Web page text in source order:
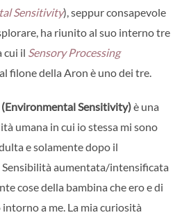
Sensitivity), seppur consapevole
ha riunito al suo interno tre
cui il Sensory Processing
filone della Aron è uno dei tre.
Sensitivity)è una
umana in cui io stessa mi sono
e solamente dopo il
aumentata/intensificata
cose della bambina che ero e di
a me. La mia curiosità